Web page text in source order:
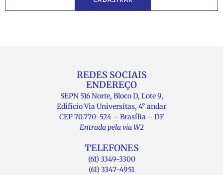
REDES SOCIAIS
ENDEREÇO
SEPN 516 Norte, Bloco D, Lote 9,
Edifício Via Universitas, 4° andar
CEP 70.770-524 – Brasília – DF
Entrada pela via W2
TELEFONES
(61) 3349-3300
(61) 3347-4951